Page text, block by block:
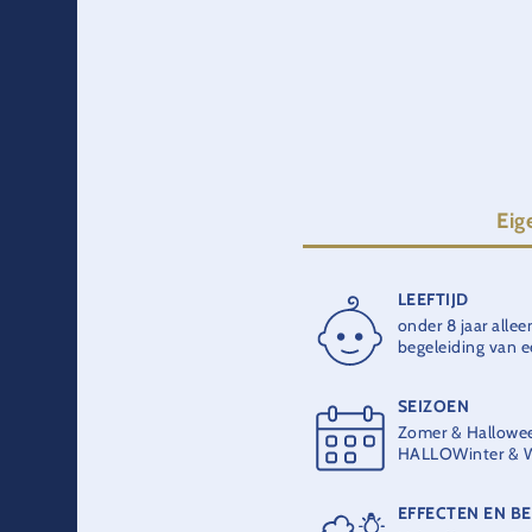
LEEFTIJD
onder 8 jaar
begeleiding van
SEIZOEN
Zomer &
HALLOWinter &
EFFECTEN EN
RITDUUR
4:30 min.
4 personen per